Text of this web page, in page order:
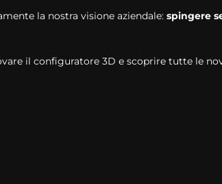
la nostra visione aziendale: spingere
il configuratore 3D e scoprire tutte le